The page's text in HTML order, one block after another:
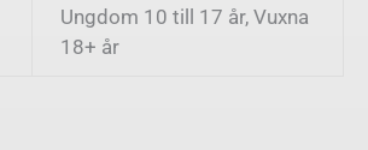
Ungdom 10 till 17 år, Vuxna
18+ år